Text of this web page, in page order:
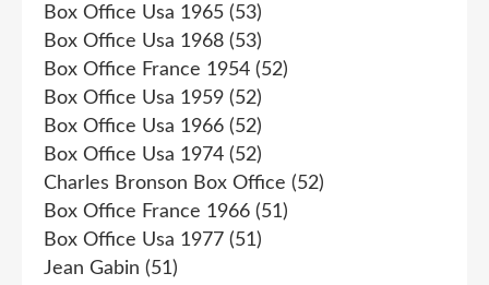
Box Office Usa 1965 (53)
Box Office Usa 1968 (53)
Box Office France 1954 (52)
Box Office Usa 1959 (52)
Box Office Usa 1966 (52)
Box Office Usa 1974 (52)
Charles Bronson Box Office (52)
Box Office France 1966 (51)
Box Office Usa 1977 (51)
Jean Gabin (51)